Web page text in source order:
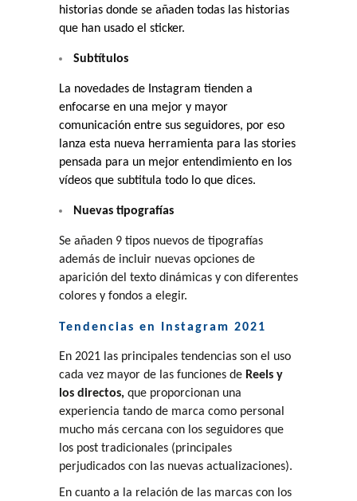
historias donde se añaden todas las historias
que han usado el sticker.
Subtítulos
La novedades de Instagram tienden a
enfocarse en una mejor y mayor
comunicación entre sus seguidores, por eso
lanza esta nueva herramienta para las stories
pensada para un mejor entendimiento en los
vídeos que subtitula todo lo que dices.
Nuevas tipografías
Se añaden 9 tipos nuevos de tipografías
además de incluir nuevas opciones de
aparición del texto dinámicas y con diferentes
colores y fondos a elegir.
Tendencias en Instagram 2021
En 2021 las principales tendencias son el uso
cada vez mayor de las funciones de Reels y
los directos, que proporcionan una
experiencia tando de marca como personal
mucho más cercana con los seguidores que
los post tradicionales (principales
perjudicados con las nuevas actualizaciones).
En cuanto a la relación de las marcas con los